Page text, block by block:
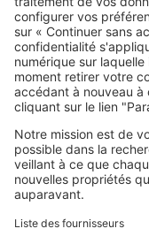
SeLoger c'est aussi
Retrouvez-nous sur ...